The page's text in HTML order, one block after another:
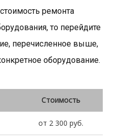
ремонта
то перейдите
перечисленное выше,
оборудование.
Стоимость
от 2 300 руб.